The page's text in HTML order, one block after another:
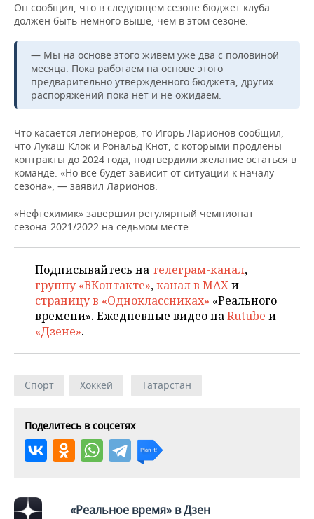
НЕФТЬ
ОПК
ЭНЕРГЕТИКА
ТРАНСПОРТ
УСЛУГИ
IT
МЕДИА
ТЕЛЕКОММУНИКАЦИИ
НОВОСТИ МЕРОПРИЯТИЙ
ВЫЕЗДНАЯ РЕДАКЦИЯ
БИЗНЕС-БРАНЧИ
ONLINE-КОНФЕРЕНЦИИ
ОТКРЫТАЯ ЛЕКЦИЯ
СПОРТ
НОВОСТИ СПОРТА
ФУТБОЛ
ХОККЕЙ
БАСКЕТБОЛ
ВОЛЕЙБОЛ
КИБЕРСПОРТ
ВОДНЫЕ ВИДЫ СПОРТА
ХОККЕЙ С МЯЧОМ
ОБЩЕСТВО
НОВОСТИ ОБЩЕСТВА
ВЛАСТЬ
ИНФРАСТРУКТУРА
ИСТОРИЯ
КУЛЬТУРА
ОБРАЗОВАНИЕ
ПРОИСШЕСТВИЯ
ФОТОГАЛЕРЕЯ
СЮЖЕТЫ
СПРАВОЧНИК
СПИСОК ПЕРСОН
СПИСОК КОМПАНИЙ
ПОЛНАЯ ВЕРСИЯ
Он сообщил, что в следующем сезоне бюджет клуба
должен быть немного выше, чем в этом сезоне.
— Мы на основе этого живем уже два с половиной
месяца. Пока работаем на основе этого
предварительно утвержденного бюджета, других
распоряжений пока нет и не ожидаем.
Что касается легионеров, то Игорь Ларионов сообщил,
что Лукаш Клок и Рональд Кнот, с которыми продлены
контракты до 2024 года, подтвердили желание остаться в
команде. «Но все будет зависит от ситуации к началу
сезона», — заявил Ларионов.
«Нефтехимик» завершил регулярный чемпионат
сезона-2021/2022 на седьмом месте.
Подписывайтесь на телеграм-канал,
группу «ВКонтакте»,канал в MAXи
страницу в «Одноклассниках» «Реального
времени». Ежедневные видео наRutube и
«Дзене».
Спорт Хоккей Татарстан
Поделитесь в соцсетях
«Реальное время» в Дзен